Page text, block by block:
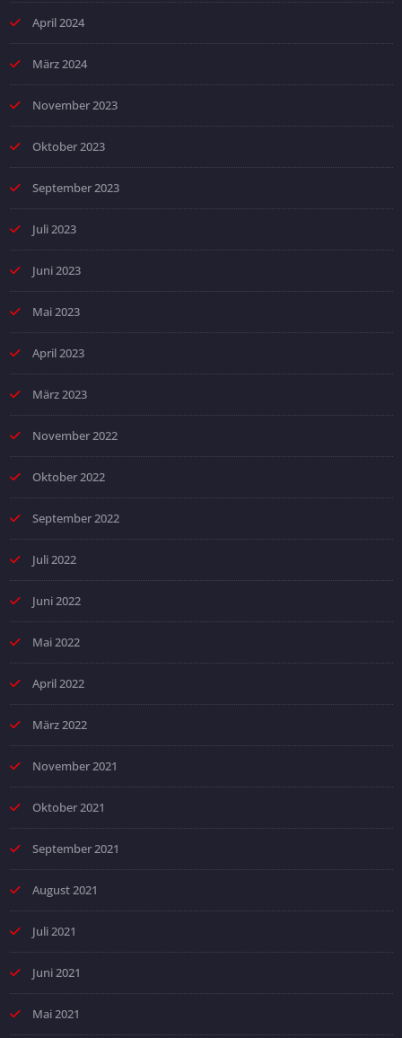
April 2024
März 2024
November 2023
Oktober 2023
September 2023
Juli 2023
Juni 2023
Mai 2023
April 2023
März 2023
November 2022
Oktober 2022
September 2022
Juli 2022
Juni 2022
Mai 2022
April 2022
März 2022
November 2021
Oktober 2021
September 2021
August 2021
Juli 2021
Juni 2021
Mai 2021